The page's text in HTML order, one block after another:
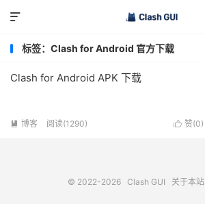

标签：Clash for Android 官方下载
Clash for Android APK 下载
 赞(0)
 博客 阅读(1290)
© 2022-2026 Clash GUI 关于本站